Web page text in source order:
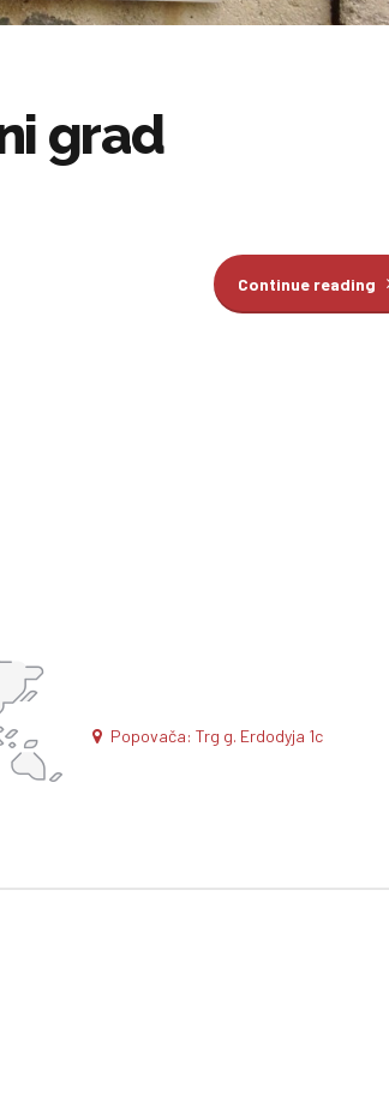
grad
Continue reading
Popovača: Trg g. Erdodyja 1c